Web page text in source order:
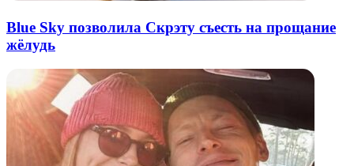
Blue Sky позволила Скрэту съесть на прощание
жёлудь